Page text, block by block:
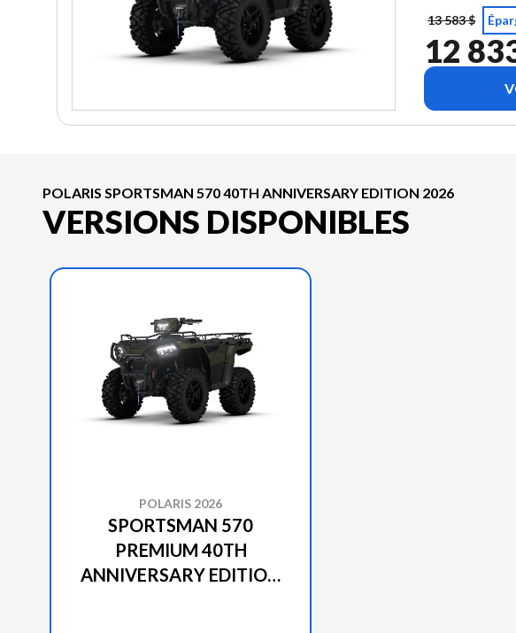
13 583 $
12
POLARIS SPORTSMAN 570 40TH ANNIVERSARY EDITION 2026
VERSIONS DISPONIBLES
POLARIS 2026
SPORTSMAN 570
PREMIUM 40TH
ANNIVERSARY EDITION